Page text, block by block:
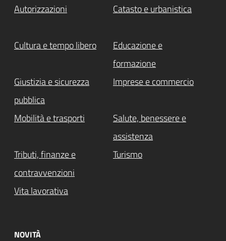
Autorizzazioni Catasto e urbanistica
Cultura e tempo libero
Educazione e
formazione
Giustizia e sicurezza
pubblica
Imprese e commercio
Mobilità e trasporti
Salute, benessere e
assistenza
Tributi, finanze e
contravvenzioni
Turismo
Vita lavorativa
NOVITÀ